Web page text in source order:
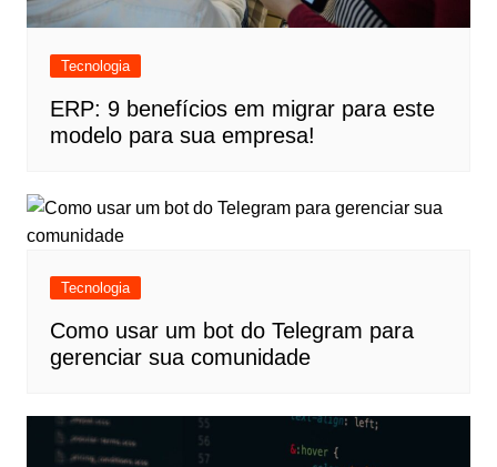
Tecnologia
ERP: 9 benefícios em migrar para este
modelo para sua empresa!
Tecnologia
Como usar um bot do Telegram para
gerenciar sua comunidade